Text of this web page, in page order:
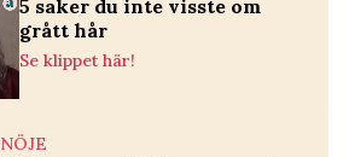
5 saker du inte visste om
grått hår
Se klippet här!
NÖJE